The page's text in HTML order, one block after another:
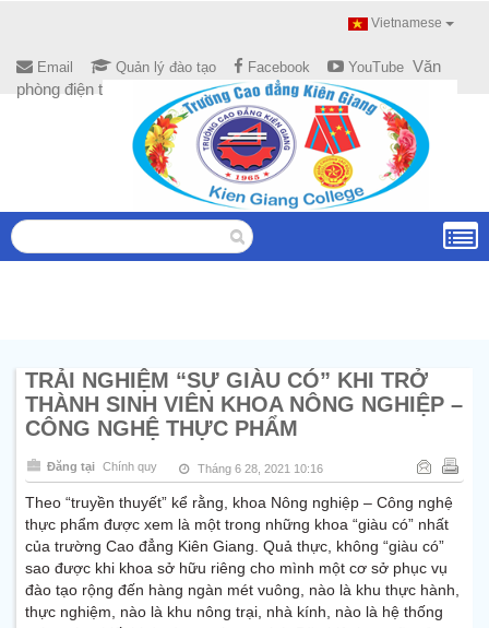
Vietnamese
Email Quản lý đào tạo Facebook YouTube Văn
phòng điện tử
TRẢI NGHIỆM “SỰ GIÀU CÓ” KHI TRỞ
THÀNH SINH VIÊN KHOA NÔNG NGHIỆP –
CÔNG NGHỆ THỰC PHẨM
Đăng tại Chính quy Tháng 6 28, 2021 10:16
Theo “truyền thuyết” kể rằng, khoa Nông nghiệp – Công nghệ
thực phẩm được xem là một trong những khoa “giàu có” nhất
của trường Cao đẳng Kiên Giang. Quả thực, không “giàu có”
sao được khi khoa sở hữu riêng cho mình một cơ sở phục vụ
đào tạo rộng đến hàng ngàn mét vuông, nào là khu thực hành,
thực nghiệm, nào là khu nông trại, nhà kính, nào là hệ thống